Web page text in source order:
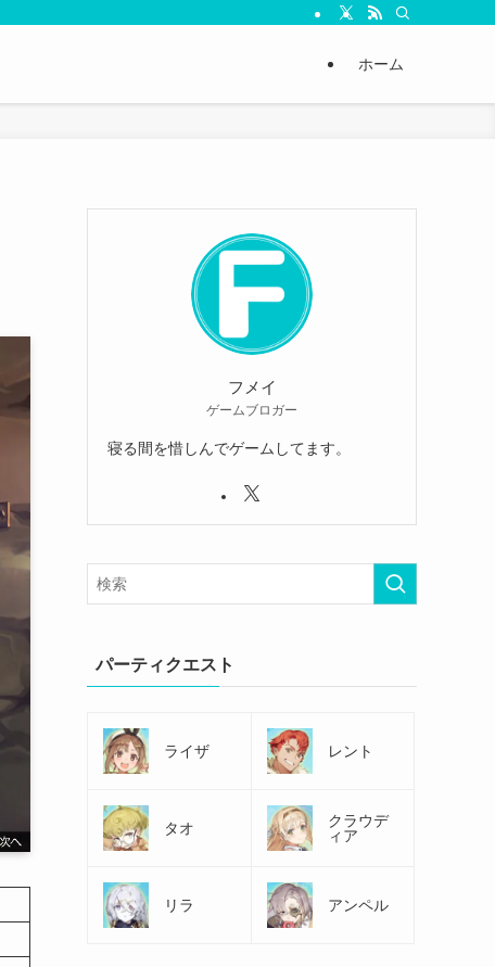
ホーム
フメイ
ゲームブロガー
寝る間を惜しんでゲームしてます。
パーティクエスト
ライザ レント
タオ
クラウデ
ィア
リラ アンペル